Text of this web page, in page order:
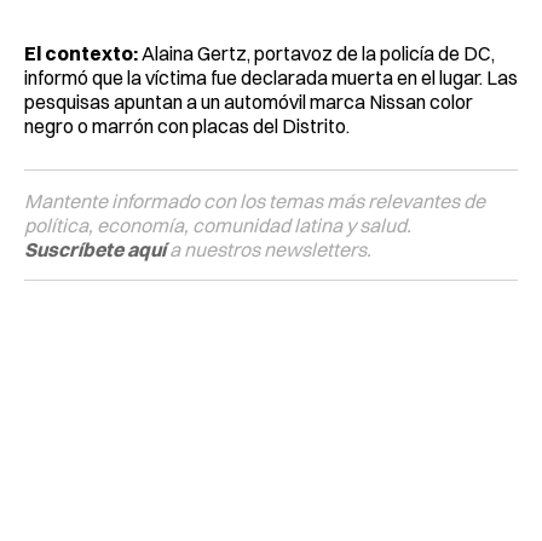
El contexto:Alaina Gertz, portavoz de la policía de DC,
informó que la víctima fue declarada muerta en el lugar. Las
pesquisas apuntan a un automóvil marca Nissan color
negro o marrón con placas del Distrito.
Mantente informado con los temas más relevantes de
política, economía, comunidad latina y salud.
Suscríbete aquía nuestros newsletters.